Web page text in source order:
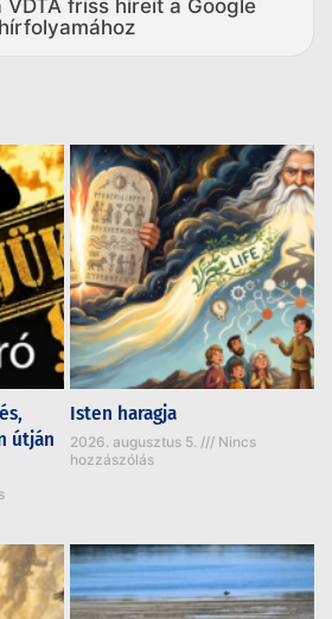
VDTA friss híreit a Google
hírfolyamához
útján
Isten haragja
2026. augusztus 5.
Nincs
hozzászólás